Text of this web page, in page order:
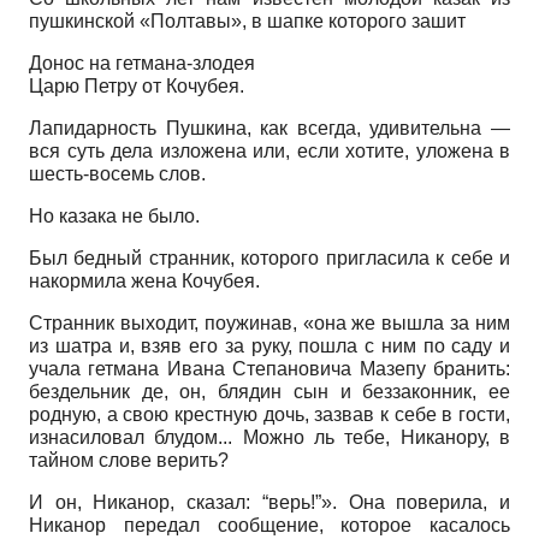
пушкинской «Полтавы», в шапке которого зашит
Донос на гетмана-злодея
Царю Петру от Кочубея.
Лапидарность Пушкина, как всегда, удивительна —
вся суть дела изложена или, если хотите, уложена в
шесть-восемь слов.
Но казака не было.
Был бедный странник, которого пригласила к себе и
накормила жена Кочубея.
Странник выходит, поужинав, «она же вышла за ним
из шатра и, взяв его за руку, пошла с ним по саду и
учала гетмана Ивана Степановича Мазепу бранить:
бездельник де, он, блядин сын и беззаконник, ее
родную, а свою крестную дочь, зазвав к себе в гости,
изнасиловал блудом... Можно ль тебе, Никанору, в
тайном слове верить?
И он, Никанор, сказал: “верь!”». Она поверила, и
Никанор передал сообщение, которое касалось